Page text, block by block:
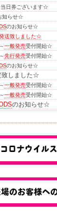
日券ございます☆
知らせ☆
のお知らせ☆
送致しました☆
一般発売受付開始☆
先行発売受付開始☆
のお知らせ☆
致しました☆
一般発売受付開始☆
一般発売受付開始☆
のお知らせ☆